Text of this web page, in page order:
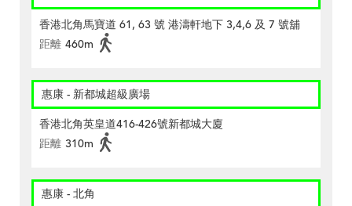
香港北角馬寶道 61, 63 號 港濤軒地下 3,4,6 及 7 號舖
距離 460m
惠康 - 新都城超級廣場
香港北角英皇道416-426號新都城大廈
距離 310m
惠康 - 北角